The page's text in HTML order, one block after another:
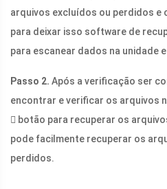
arquivos excluídos ou perdidos e
para deixar isso software de
para escanear dados na unidade
Passo 2. Após a verificação ser
encontrar e verificar os arquivos
 botão para recuperar os
pode facilmente recuperar os
perdidos.